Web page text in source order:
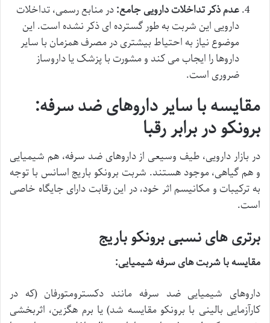
عدم ذکر تداخلات دارویی جامع:در منابع رسمی، تداخلات
دارویی این شربت به طور گسترده ای ذکر نشده است. این
موضوع نیاز به احتیاط بیشتری در مصرف همزمان با سایر
داروها را ایجاب می کند و مشورت با پزشک یا داروساز
ضروری است.
مقایسه با سایر داروهای ضد سرفه:
برونکو در برابر رقبا
در بازار دارویی، طیف وسیعی از داروهای ضد سرفه، هم شیمیایی
و هم گیاهی، موجود هستند. شربت برونکو باریج اسانس با توجه
به ترکیبات و مکانیسم اثر خود، در این رقابت دارای جایگاه خاصی
است.
برتری های نسبی برونکو باریج
مقایسه با شربت های سرفه شیمیایی:
داروهای شیمیایی ضد سرفه مانند دکسترومتورفان (که در
کارآزمایی بالینی با برونکو مقایسه شد) یا برم هگزین، اثربخشی